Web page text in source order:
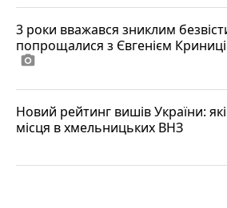
3 роки вважався зниклим
попрощалися з Євгенієм
photo_camera
Новий рейтинг вишів України: які
місця в хмельницьких ВНЗ